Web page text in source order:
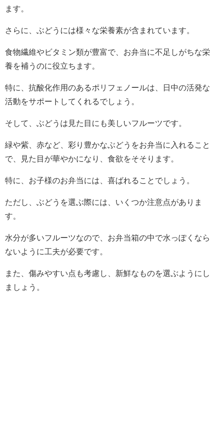
ます。
さらに、ぶどうには様々な栄養素が含まれています。
食物繊維やビタミン類が豊富で、お弁当に不足しがちな栄
養を補うのに役立ちます。
特に、抗酸化作用のあるポリフェノールは、日中の活発な
活動をサポートしてくれるでしょう。
そして、ぶどうは見た目にも美しいフルーツです。
緑や紫、赤など、彩り豊かなぶどうをお弁当に入れること
で、見た目が華やかになり、食欲をそそります。
特に、お子様のお弁当には、喜ばれることでしょう。
ただし、ぶどうを選ぶ際には、いくつか注意点がありま
す。
水分が多いフルーツなので、お弁当箱の中で水っぽくなら
ないように工夫が必要です。
また、傷みやすい点も考慮し、新鮮なものを選ぶようにし
ましょう。